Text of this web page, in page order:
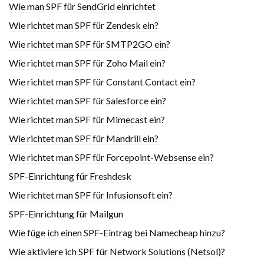
Wie man SPF für SendGrid einrichtet
Wie richtet man SPF für Zendesk ein?
Wie richtet man SPF für SMTP2GO ein?
Wie richtet man SPF für Zoho Mail ein?
Wie richtet man SPF für Constant Contact ein?
Wie richtet man SPF für Salesforce ein?
Wie richtet man SPF für Mimecast ein?
Wie richtet man SPF für Mandrill ein?
Wie richtet man SPF für Forcepoint-Websense ein?
SPF-Einrichtung für Freshdesk
Wie richtet man SPF für Infusionsoft ein?
SPF-Einrichtung für Mailgun
Wie füge ich einen SPF-Eintrag bei Namecheap hinzu?
Wie aktiviere ich SPF für Network Solutions (Netsol)?